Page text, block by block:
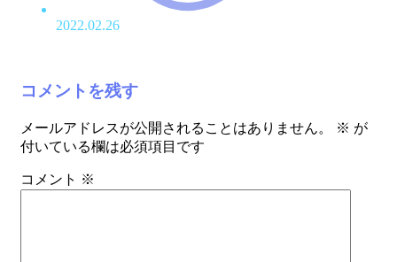
2022.02.26
コメントを残す
メールアドレスが公開されることはありません。 ※ が
付いている欄は必須項目です
コメント ※